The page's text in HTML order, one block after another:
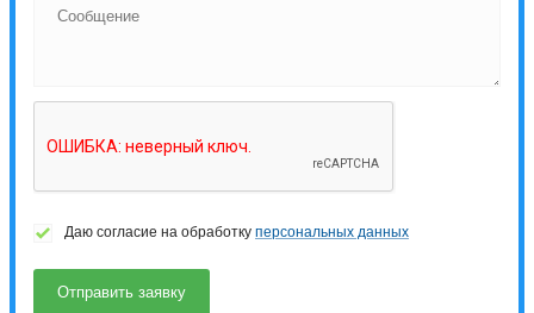
Даю согласие на обработку персональных данных